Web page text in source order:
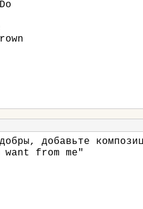
добавьте
want from me"